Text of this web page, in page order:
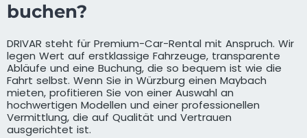
buchen?
DRIVAR steht für Premium-Car-Rental mit Anspruch. Wir
legen Wert auf erstklassige Fahrzeuge, transparente
Abläufe und eine Buchung, die so bequem ist wie die
Fahrt selbst. Wenn Sie in Würzburg einen Maybach
mieten, profitieren Sie von einer Auswahl an
hochwertigen Modellen und einer professionellen
Vermittlung, die auf Qualität und Vertrauen
ausgerichtet ist.